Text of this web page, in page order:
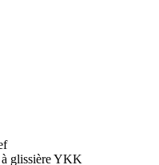
à glissière YKK